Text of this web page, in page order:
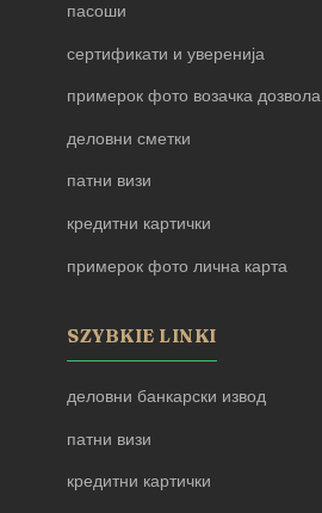
пасоши
сертификати и уверенија
примерок фото возачка дозвола
деловни сметки
патни визи
кредитни картички
примерок фото лична карта
SZYBKIE LINKI
деловни банкарски извод
патни визи
кредитни картички